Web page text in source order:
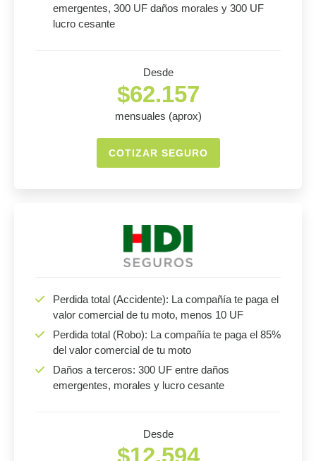
emergentes, 300 UF daños morales y 300 UF
lucro cesante
Desde
$62.157
mensuales (aprox)
COTIZAR SEGURO
Perdida total (Accidente): La compañía te paga el
valor comercial de tu moto, menos 10 UF
Perdida total (Robo): La compañía te paga el 85%
del valor comercial de tu moto
Daños a terceros: 300 UF entre daños
emergentes, morales y lucro cesante
Desde